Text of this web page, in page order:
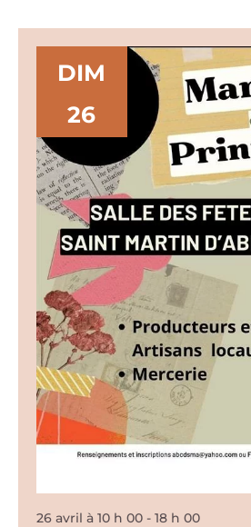
DIM
26
26 avril à 10 h 00- 18 h 00